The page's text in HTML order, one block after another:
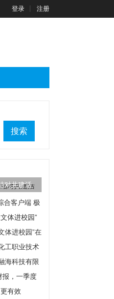
登录 注册
搜索
对共建活
合客户端 极
体进校园”
体进校园”在
工职业技术
海科技有限
报，一季度
有效